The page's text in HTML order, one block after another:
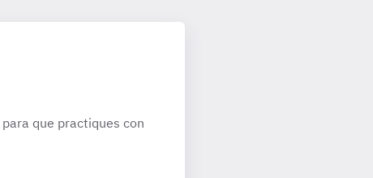
para que practiques con